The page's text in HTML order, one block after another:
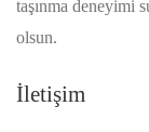
taşınma deneyimi
olsun.
İletişim